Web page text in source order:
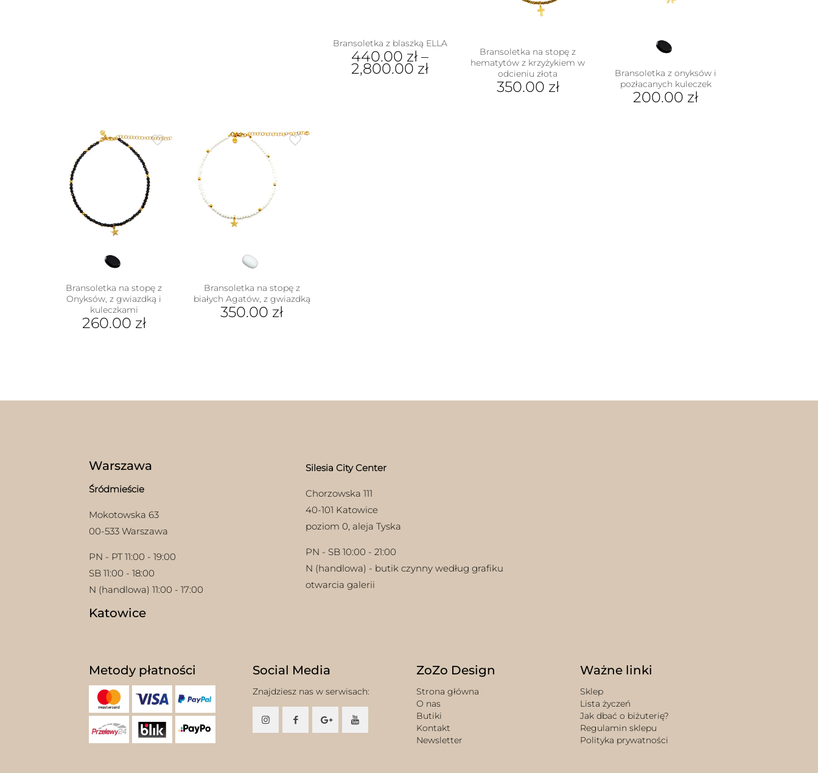
Bransoletka z blaszką ELLA
440.00 zł –
2,800.00 zł
Bransoletka na stopę z
hematytów z krzyżykiem w
odcieniu złota
350.00 zł
Bransoletka z onyksów i
pozłacanych kuleczek
200.00 zł
Bransoletka na stopę z
Onyksów, z gwiazdką i
kuleczkami
260.00 zł
Bransoletka na stopę z
białych Agatów, z gwiazdką
350.00 zł
Warszawa
Śródmieście
Mokotowska 63
00-533 Warszawa
PN - PT 11:00 - 19:00
SB 11:00 - 18:00
N (handlowa) 11:00 - 17:00
Katowice
Silesia City Center
Chorzowska 111
40-101 Katowice
poziom 0, aleja Tyska
PN - SB 10:00 - 21:00
N (handlowa) - butik czynny według grafiku
otwarcia galerii
Metody płatności Social Media
Znajdziesz nas w serwisach:
ZoZo Design
Strona główna
O nas
Butiki
Kontakt
Newsletter
Ważne linki
Sklep
Lista życzeń
Jak dbać o biżuterię?
Regulamin sklepu
Polityka prywatności